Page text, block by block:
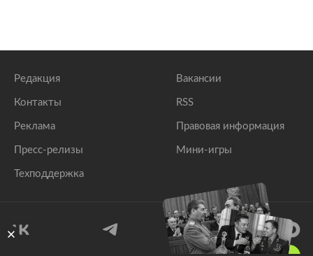
Редакция
Контакты
Реклама
Пресс-релизы
Техподдержка
Вакансии
RSS
Правовая информация
Мини-игры